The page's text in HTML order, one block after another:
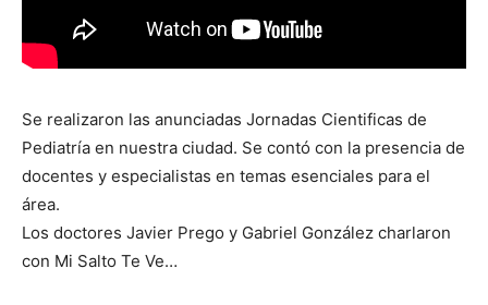
Se realizaron las anunciadas Jornadas Cientificas de
Pediatría en nuestra ciudad. Se contó con la presencia de
docentes y especialistas en temas esenciales para el
área.
Los doctores Javier Prego y Gabriel González charlaron
con Mi Salto Te Ve…